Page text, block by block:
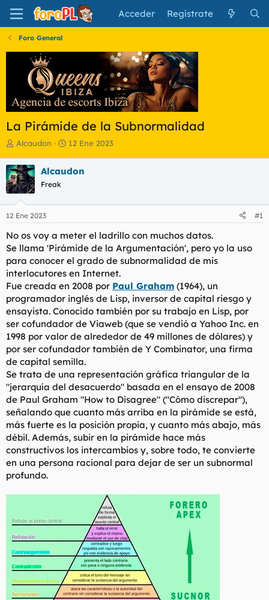
Acceder Regístrate
Foro General
La Pirámide de la Subnormalidad
I
i
c
i
a
d
o
d
e
l
t
e
a
Alcaudon
F
h
e
i
c
i
o
12 Ene 2023
Alcaudon
Freak
12 Ene 2023 #1
No os voy a meter el ladrillo con muchos datos.
Se llama 'Pirámide de la Argumentación', pero yo la uso
para conocer el grado de subnormalidad de mis
interlocutores en Internet.
Fue creada en 2008 por Paul Graham (1964), un
programador inglés de Lisp, inversor de capital riesgo y
ensayista. Conocido también por su trabajo en Lisp, por
ser cofundador de Viaweb (que se vendió a Yahoo Inc. en
1998 por valor de alrededor de 49 millones de dólares) y
por ser cofundador también de Y Combinator, una firma
de capital semilla.
Se trata de una representación gráfica triangular de la
"jerarquía del desacuerdo" basada en el ensayo de 2008
de Paul Graham "How to Disagree" ("Cómo discrepar"),
señalando que cuanto más arriba en la pirámide se está,
más fuerte es la posición propia, y cuanto más abajo, más
débil. Además, subir en la pirámide hace más
constructivos los intercambios y, sobre todo, te convierte
en una persona racional para dejar de ser un subnormal
profundo.